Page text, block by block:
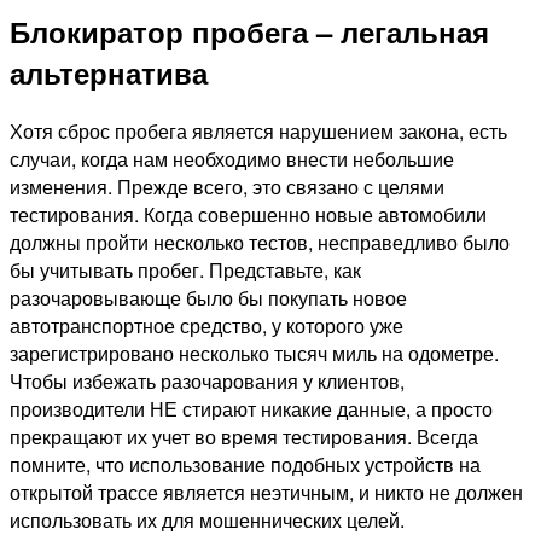
Блокиратор пробега – легальная
альтернатива
Хотя сброс пробега является нарушением закона, есть
случаи, когда нам необходимо внести небольшие
изменения. Прежде всего, это связано с целями
тестирования. Когда совершенно новые автомобили
должны пройти несколько тестов, несправедливо было
бы учитывать пробег. Представьте, как
разочаровывающе было бы покупать новое
автотранспортное средство, у которого уже
зарегистрировано несколько тысяч миль на одометре.
Чтобы избежать разочарования у клиентов,
производители НЕ стирают никакие данные, а просто
прекращают их учет во время тестирования. Всегда
помните, что использование подобных устройств на
открытой трассе является неэтичным, и никто не должен
использовать их для мошеннических целей.